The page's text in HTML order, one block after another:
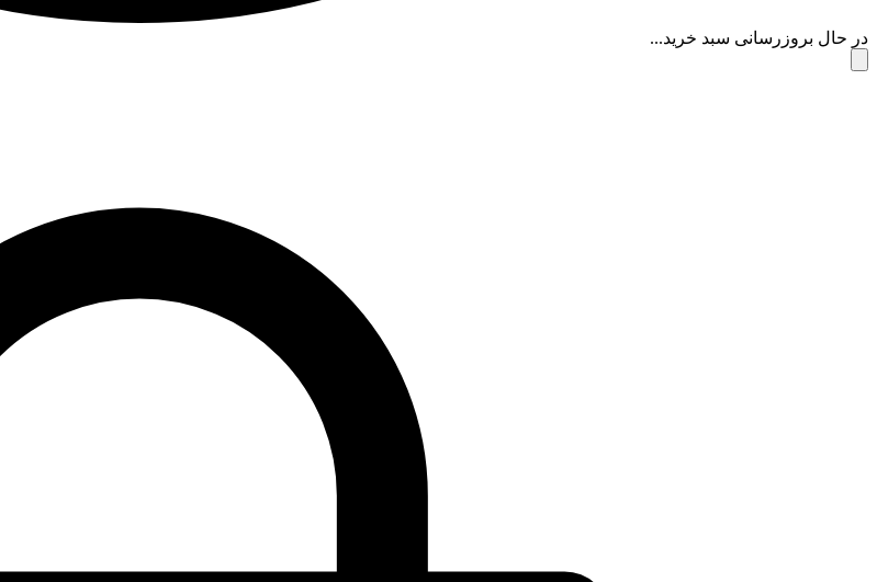
در حال بروزرسانی سبد خرید...